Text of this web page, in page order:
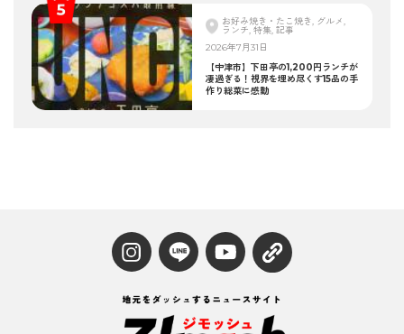
お好み焼き・たこ焼き, グルメ,
ランチ, 特集, 記事
2026年7月31日
【中津市】下田亭の1,200円ランチが
凄過ぎる！視界を埋め尽くす15品の手
作り総菜に感動